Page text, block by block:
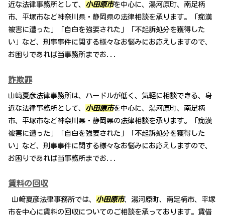
近な法律事務所として、 小田原市を中心に、湯河原町、南足柄
市、平塚市など神奈川県・静岡県の法律相談を承ります。「痴漢
被害に遭った」「自白を強要された」「不起訴処分を獲得した
い」など、刑事事件に関する様々なお悩みにお応えしますので、
お困りであれば当事務所までお...
詐欺罪
山﨑夏彦法律事務所は、ハードルが低く、気軽に相談できる、身
近な法律事務所として、 小田原市を中心に、湯河原町、南足柄
市、平塚市など神奈川県・静岡県の法律相談を承ります。「痴漢
被害に遭った」「自白を強要された」「不起訴処分を獲得した
い」など、刑事事件に関する様々なお悩みにお応えしますので、
お困りであれば当事務所までお...
賃料の回収
山﨑夏彦法律事務所では、 小田原市、湯河原町、南足柄市、平塚
市を中心に賃料の回収についてのご相談を承っております。賃借